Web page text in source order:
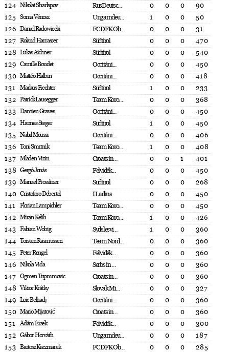
124 Nikolai Sharlapov RusDeutsc... 0 0 0
90
125 Soma Vénosz Ungarndeu... 1 0 0
50
126 Daniel Radowiecki FC DFK Ob... 0 0 0
31
127 Roland Harrasser Südtirol 0 0 0
470
128 Lukas Aichner Südtirol 0 0 0
540
129 Camille Boudet Occitáni... 0 0 0
450
130 Mattéo Halbin Occitáni... 0 0 0
418
131
Markus Fiechter Südtirol 1 0 0
233
132 Patrick Lausegger Team Koro... 0 0 0
368
133 Damien Graves Occitáni... 0 0 0
450
134 Hannes Steger Südtirol 1 0 0
450
135 Nabil Moussi Occitáni... 0 0 0
406
136 Toni Smrtnik Team Koro... 1 0 0
408
137 Mladen Vizin Croats in... 0 0 1
401
138 Gergó Jonás Felvidék... 0 0 0
450
139 Manuel Prossliner Südtirol 0 0 0
268
140 Cristoforo Debertol I Ladins 0 0 0
450
141
Florian Lampichler Team Koro... 0 0 0
450
142 Miran Kelih Team Koro... 1 0 0
426
143 Fabian Wobig Sydslesvi... 1 0 0
360
144 Torsten Rasmussen Team Nord... 0 0 0
360
145 Peter Rengel Felvidék... 0 0 0
360
146 Nikola Vida Serbs in ... 0 0 0
360
147 Ogmen Tnpmmovic Croats in... 0 0 0
360
148 Viktor Krátky Slovak Mi... 0 0 0
327
149 Loic Belhadj Occitáni... 0 0 0
360
150 Mario Mijatović Croats in... 0 0 0
360
151
Ádám Érsek Felvidék... 0 0 0
300
152 Gábor Horváth Ungarndeu... 0 0 0
187
153 Bartosz Kaczmarek FC DFK Ob... 0 0 0
285